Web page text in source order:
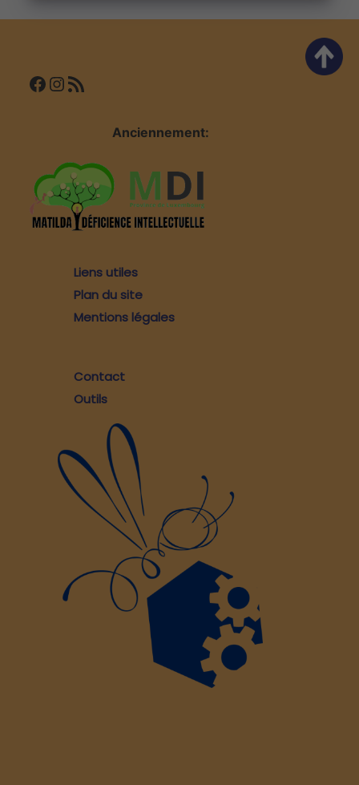
l’article
Facebook InstagramFlux RSS
Anciennement:
Liens utiles
Plan du site
Mentions légales
Contact
Outils